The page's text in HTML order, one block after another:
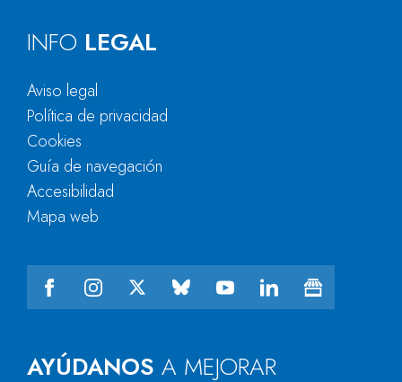
AYÚDANOS A MEJORAR
INFO LEGAL
Aviso legal
Política de privacidad
Cookies
Guía de navegación
Accesibilidad
Mapa web